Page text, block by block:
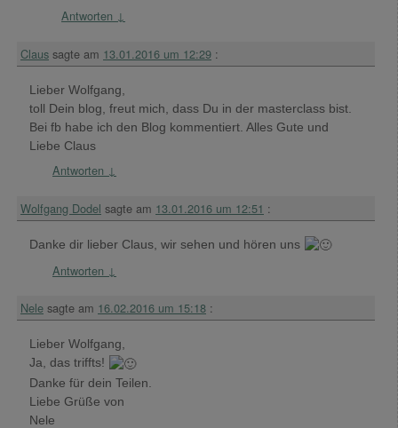
Antworten ↓
Claus sagte am 13.01.2016 um 12:29 :
Lieber Wolfgang,
toll Dein blog, freut mich, dass Du in der masterclass bist.
Bei fb habe ich den Blog kommentiert. Alles Gute und
Liebe Claus
Antworten ↓
Wolfgang Dodel sagte am 13.01.2016 um 12:51 :
Danke dir lieber Claus, wir sehen und hören uns
Antworten ↓
Nele sagte am 16.02.2016 um 15:18 :
Lieber Wolfgang,
Ja, das triffts!
Danke für dein Teilen.
Liebe Grüße von
Nele